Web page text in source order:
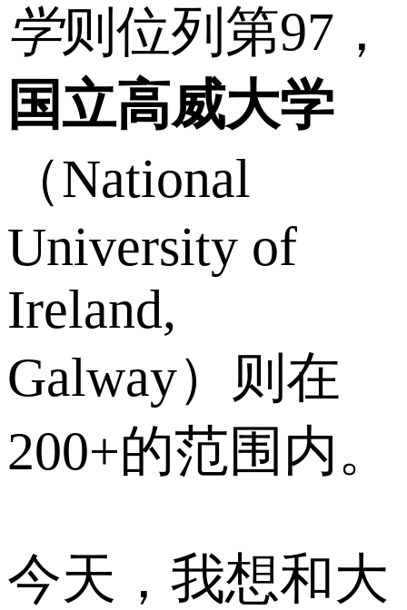
学则位列第97，
国立高威大学
（National
University of
Ireland,
Galway）则在
200+的范围内。
今天，我想和大